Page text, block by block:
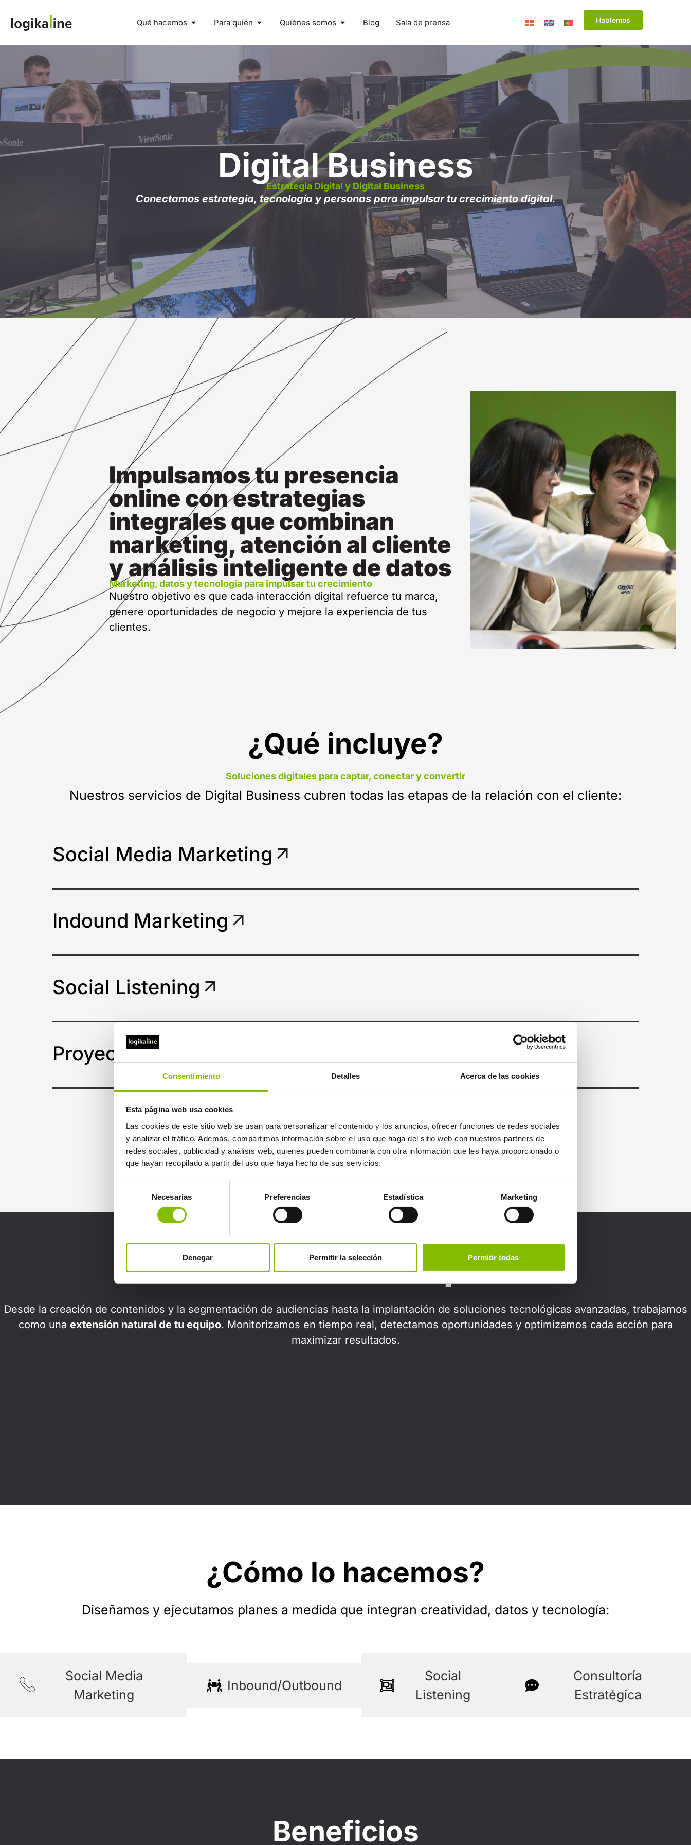
Consentimiento Detalles Acerca de las cookies
Esta página web usa cookies
Las cookies de este sitio web se usan para personalizar el contenido y los anuncios, ofrecer funciones de redes sociales
y analizar el tráfico. Además, compartimos información sobre el uso que haga del sitio web con nuestros partners de
redes sociales, publicidad y análisis web, quienes pueden combinarla con otra información que les haya proporcionado o
que hayan recopilado a partir del uso que haya hecho de sus servicios.
consentimiento
Necesarias Preferencias Estadística Marketing
Denegar Permitir la selección Permitir todas
Qué hacemos Para quién Quiénes somos Blog Sala de prensa Hablemos
Digital Business​
Estrategia Digital y Digital Business
Conectamos estrategia, tecnología y personas para impulsar tu crecimiento digital.
Impulsamos tu presencia
online con estrategias
integrales que combinan
marketing, atención al cliente
y análisis inteligente de datos
Marketing, datos y tecnología para impulsar tu crecimiento
Nuestro objetivo es que cada interacción digital refuerce tu marca,
genere oportunidades de negocio y mejore la experiencia de tus
clientes.
¿Qué incluye?
Soluciones digitales para captar, conectar y convertir
Nuestros servicios de Digital Business cubren todas las etapas de la relación con el cliente:
Social Media Marketing
Indound Marketing
Social Listening
Proyectos y consultoría
¿No encuentras lo que estás buscando?
Nuestro enfoque
Desde la creación de contenidos y la segmentación de audiencias hasta la implantación de soluciones tecnológicas avanzadas, trabajamos
como una extensión natural de tu equipo. Monitorizamos en tiempo real, detectamos oportunidades y optimizamos cada acción para
maximizar resultados.
¿Cómo lo hacemos?
Diseñamos y ejecutamos planes a medida que integran creatividad, datos y tecnología:
Social Media
Marketing
Inbound/Outbound
Social
Listening
Consultoría
Estratégica
Beneficios